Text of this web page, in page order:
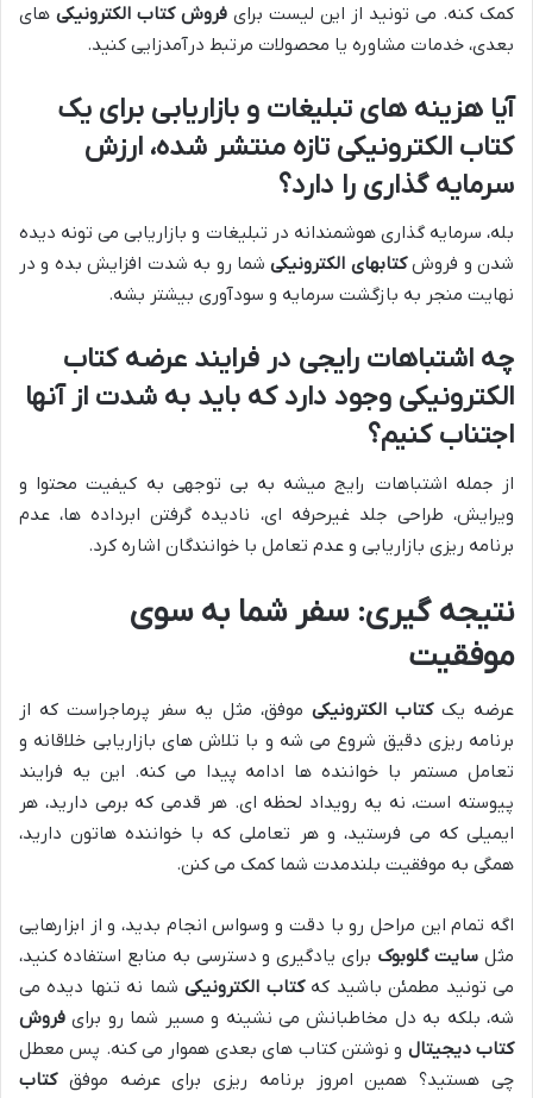
کمک کنه. می تونید از این لیست برای فروش کتاب الکترونیکی های
بعدی، خدمات مشاوره یا محصولات مرتبط درآمدزایی کنید.
آیا هزینه های تبلیغات و بازاریابی برای یک
کتاب الکترونیکی تازه منتشر شده، ارزش
سرمایه گذاری را دارد؟
بله، سرمایه گذاری هوشمندانه در تبلیغات و بازاریابی می تونه دیده
شدن و فروشکتابهای الکترونیکیشما رو به شدت افزایش بده و در
نهایت منجر به بازگشت سرمایه و سودآوری بیشتر بشه.
چه اشتباهات رایجی در فرایند عرضهکتاب
الکترونیکی وجود دارد که باید به شدت از آنها
اجتناب کنیم؟
از جمله اشتباهات رایج میشه به بی توجهی به کیفیت محتوا و
ویرایش، طراحی جلد غیرحرفه ای، نادیده گرفتن ابرداده ها، عدم
برنامه ریزی بازاریابی و عدم تعامل با خوانندگان اشاره کرد.
نتیجه گیری: سفر شما به سوی
موفقیت
عرضه یککتاب الکترونیکی موفق، مثل یه سفر پرماجراست که از
برنامه ریزی دقیق شروع می شه و با تلاش های بازاریابی خلاقانه و
تعامل مستمر با خواننده ها ادامه پیدا می کنه. این یه فرایند
پیوسته است، نه یه رویداد لحظه ای. هر قدمی که برمی دارید، هر
ایمیلی که می فرستید، و هر تعاملی که با خواننده هاتون دارید،
همگی به موفقیت بلندمدت شما کمک می کنن.
اگه تمام این مراحل رو با دقت و وسواس انجام بدید، و از ابزارهایی
مثل سایت گلوبوک برای یادگیری و دسترسی به منابع استفاده کنید،
می تونید مطمئن باشید کهکتاب الکترونیکیشما نه تنها دیده می
شه، بلکه به دل مخاطبانش می نشینه و مسیر شما رو برای فروش
کتاب دیجیتال و نوشتن کتاب های بعدی هموار می کنه. پس معطل
چی هستید؟ همین امروز برنامه ریزی برای عرضه موفقکتاب